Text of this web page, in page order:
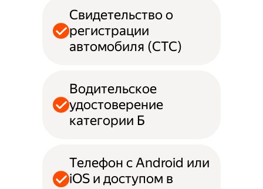
Свидетельство о
регистрации
автомобиля (СТС)
Водительское
удостоверение
категории Б
Телефон с Android или
iOS и доступом в